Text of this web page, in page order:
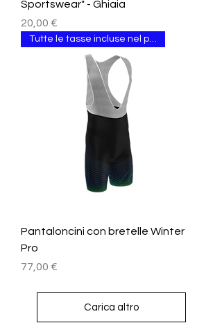
Sportswear" - Ghiaia
Prezzo
20,00 €
Tutte le tasse incluse nel prezzo.
Pantaloncini con bretelle Winter
Pro
Prezzo
77,00 €
Carica altro